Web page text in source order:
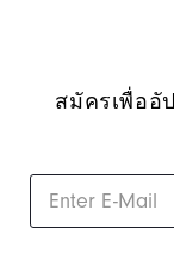
สมัครเพื่ออั